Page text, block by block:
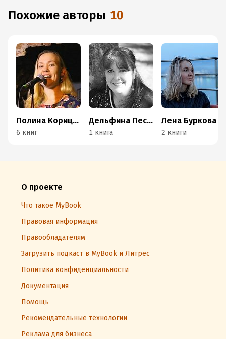
Похожие авторы 10
Полина Корицкая
6 книг
Дельфина Пессан
1 книга
Лена Буркова
2 книги
О проекте
Что такое MyBook
Правовая информация
Правообладателям
Загрузить подкаст в MyBook и Литрес
Политика конфиденциальности
Документация
Помощь
Рекомендательные технологии
Реклама для бизнеса